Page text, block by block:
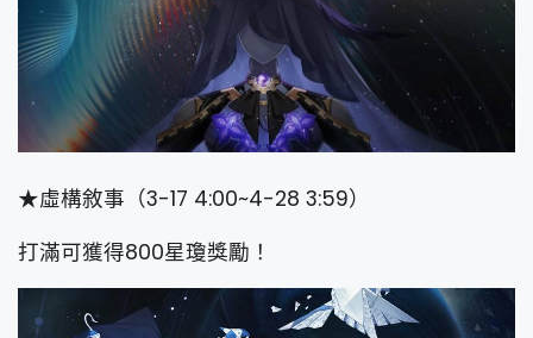
★虛構敘事（3-17 4:00~4-28 3:59）
打滿可獲得800星瓊獎勵！